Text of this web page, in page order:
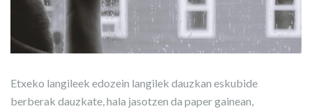
Etxeko langileek edozein langilek dauzkan eskubide
berberak dauzkate, hala jasotzen da paper gainean,